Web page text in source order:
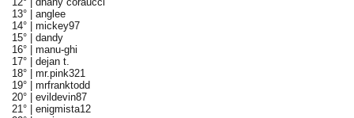
13° | anglee
14° | mickey97
15° | dandy
16° | manu-ghi
17° | dejan t.
18° | mr.pink321
19° | mrfranktodd
20° | evildevin87
21° | enigmista12